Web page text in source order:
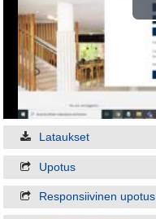
Lataukset
Upotus
Responsiivinen upotus